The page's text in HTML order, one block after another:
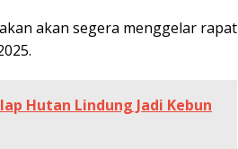
akan segera menggelar rapat
Hutan Lindung Jadi Kebun